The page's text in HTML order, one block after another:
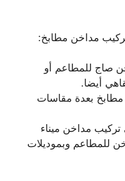
مداخن مطابخ:
صاج للمطاعم أو
أيضا.
بعدة مقاسات
تركيب مداخن ميناء
للمطاعم وبموديلات